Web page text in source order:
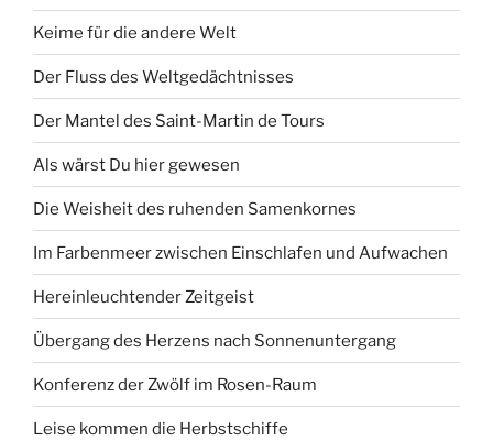
Keime für die andere Welt
Der Fluss des Weltgedächtnisses
Der Mantel des Saint-Martin de Tours
Als wärst Du hier gewesen
Die Weisheit des ruhenden Samenkornes
Im Farbenmeer zwischen Einschlafen und Aufwachen
Hereinleuchtender Zeitgeist
Übergang des Herzens nach Sonnenuntergang
Konferenz der Zwölf im Rosen-Raum
Leise kommen die Herbstschiffe